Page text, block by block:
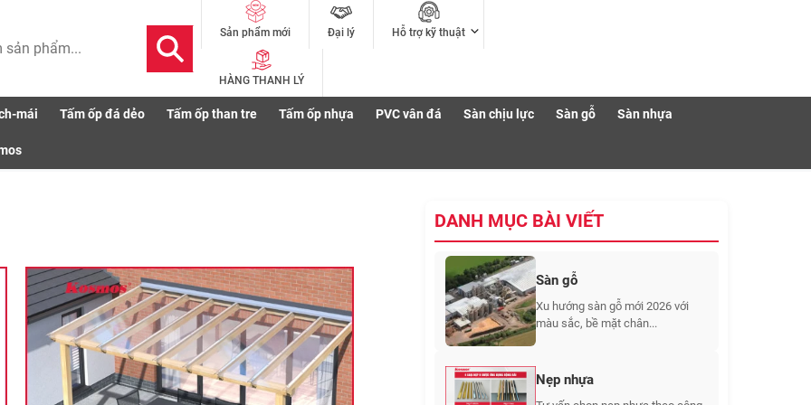
Sản phẩm mới Đại lý Hỗ trợ kỹ thuật
HÀNG THANH LÝ
mái Tấm ốp đá dẻo Tấm ốp than tre Tấm ốp nhựa PVC vân đá Sàn chịu lực Sàn gỗ Sàn nhựa
DANH MỤC BÀI VIẾT
Sàn gỗ
Xu hướng sàn gỗ mới 2026 với
màu sắc, bề mặt chân...
Nẹp nhựa